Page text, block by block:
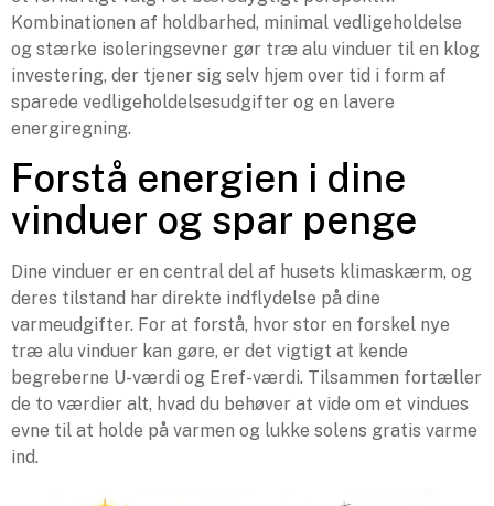
Kombinationen af holdbarhed, minimal vedligeholdelse
og stærke isoleringsevner gør træ alu vinduer til en klog
investering, der tjener sig selv hjem over tid i form af
sparede vedligeholdelsesudgifter og en lavere
energiregning.
Forstå energien i dine
vinduer og spar penge
Dine vinduer er en central del af husets klimaskærm, og
deres tilstand har direkte indflydelse på dine
varmeudgifter. For at forstå, hvor stor en forskel nye
træ alu vinduer kan gøre, er det vigtigt at kende
begreberne U-værdi og Eref-værdi. Tilsammen fortæller
de to værdier alt, hvad du behøver at vide om et vindues
evne til at holde på varmen og lukke solens gratis varme
ind.